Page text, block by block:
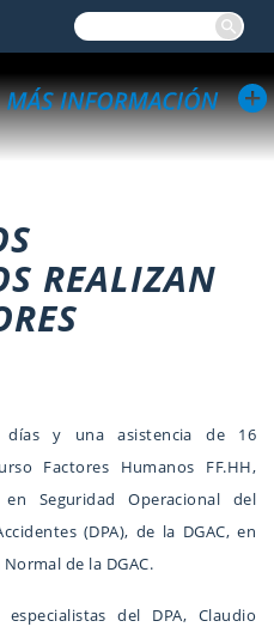
REALIZAN
y una asistencia de 16
Factores Humanos FF.HH,
Seguridad Operacional del
(DPA), de la DGAC, en
de la DGAC.
del DPA, Claudio